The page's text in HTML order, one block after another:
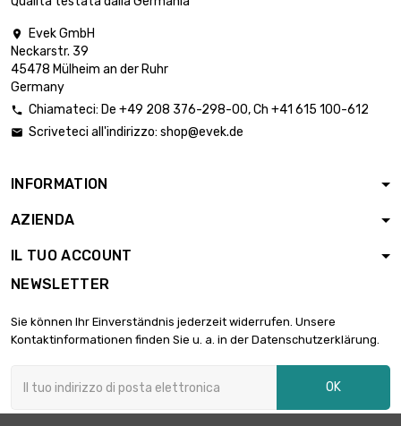

Evek GmbH
Neckarstr. 39
45478 Mülheim an der Ruhr
Germany
 Chiamateci: De +49 208 376-298-00, Ch +41 615 100-612
 Scriveteci all'indirizzo: shop@evek.de
INFORMATION
AZIENDA
IL TUO ACCOUNT
NEWSLETTER
Sie können Ihr Einverständnis jederzeit widerrufen. Unsere
Kontaktinformationen finden Sie u. a. in der Datenschutzerklärung.
OK